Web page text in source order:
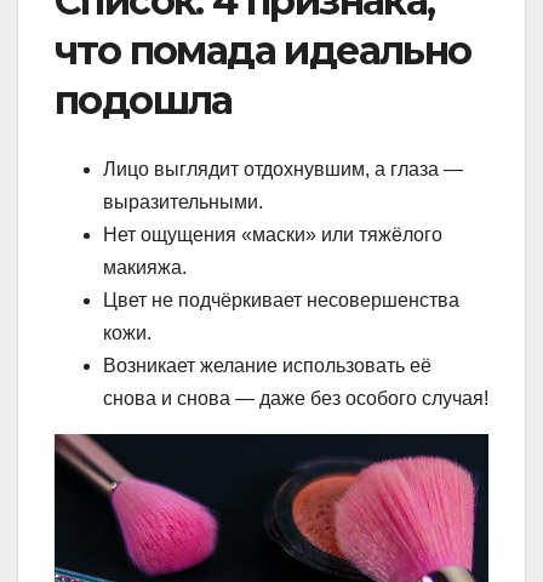
что помада идеально
подошла
Лицо выглядит отдохнувшим, а глаза —
выразительными.
Нет ощущения «маски» или тяжёлого
макияжа.
Цвет не подчёркивает несовершенства
кожи.
Возникает желание использовать её
снова и снова — даже без особого случая!